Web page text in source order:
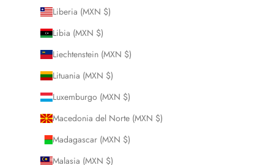
Liberia (MXN $)
Libia (MXN $)
Liechtenstein (MXN $)
Lituania (MXN $)
Luxemburgo (MXN $)
Macedonia del Norte (MXN $)
Madagascar (MXN $)
Malasia (MXN $)